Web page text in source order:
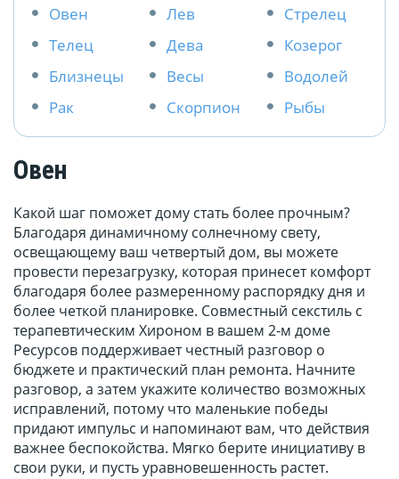
Овен
Телец
Близнецы
Рак
Лев
Дева
Весы
Скорпион
Стрелец
Козерог
Водолей
Рыбы
Овен
Какой шаг поможет дому стать более прочным?
Благодаря динамичному солнечному свету,
освещающему ваш четвертый дом, вы можете
провести перезагрузку, которая принесет комфорт
благодаря более размеренному распорядку дня и
более четкой планировке. Совместный секстиль с
терапевтическим Хироном в вашем 2-м доме
Ресурсов поддерживает честный разговор о
бюджете и практический план ремонта. Начните
разговор, а затем укажите количество возможных
исправлений, потому что маленькие победы
придают импульс и напоминают вам, что действия
важнее беспокойства. Мягко берите инициативу в
свои руки, и пусть уравновешенность растет.